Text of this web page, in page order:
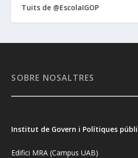
Tuits de @EscolaIGOP
SOBRE NOSALTRES
Institut de Govern i Polítiques
Edifici MRA (Campus UAB)